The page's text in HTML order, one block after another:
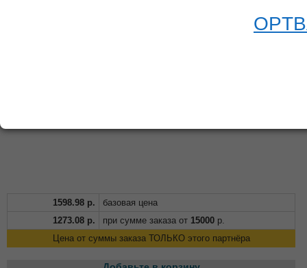
1598.98 р.
базовая цена
1273.08 р. при сумме заказа от 15000 р.
Цена от суммы заказа ТОЛЬКО этого партнёра